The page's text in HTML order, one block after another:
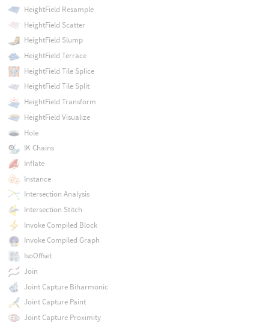
HeightField Resample
HeightField Scatter
HeightField Slump
HeightField Terrace
HeightField Tile Splice
HeightField Tile Split
HeightField Transform
HeightField Visualize
Hole
IK Chains
Inflate
Instance
Intersection Analysis
Intersection Stitch
Invoke Compiled Block
Invoke Compiled Graph
IsoOffset
Join
Joint Capture Biharmonic
Joint Capture Paint
Joint Capture Proximity